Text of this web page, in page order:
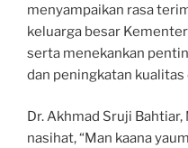
menyampaikan rasa
keluarga besar
serta menekankan
dan peningkatan
Dr. Akhmad Sruji
nasihat, “Man kaana